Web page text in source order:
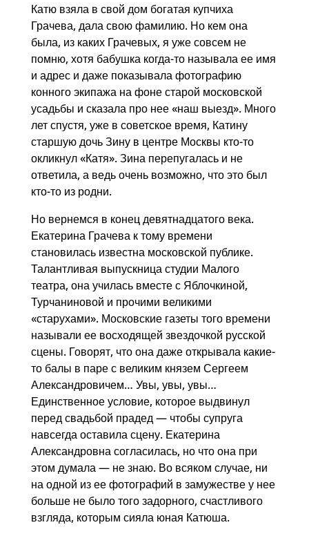
Катю взяла в свой дом богатая купчиха
Грачева, дала свою фамилию. Но кем она
была, из каких Грачевых, я уже совсем не
помню, хотя бабушка когда-то называла ее имя
и адрес и даже показывала фотографию
конного экипажа на фоне старой московской
усадьбы и сказала про нее «наш выезд». Много
лет спустя, уже в советское время, Катину
старшую дочь Зину в центре Москвы кто-то
окликнул «Катя». Зина перепугалась и не
ответила, а ведь очень возможно, что это был
кто-то из родни.
Но вернемся в конец девятнадцатого века.
Екатерина Грачева к тому времени
становилась известна московской публике.
Талантливая выпускница студии Малого
театра, она училась вместе с Яблочкиной,
Турчаниновой и прочими великими
«старухами». Московские газеты того времени
называли ее восходящей звездочкой русской
сцены. Говорят, что она даже открывала какие-
то балы в паре с великим князем Сергеем
Александровичем… Увы, увы, увы…
Единственное условие, которое выдвинул
перед свадьбой прадед — чтобы супруга
навсегда оставила сцену. Екатерина
Александровна согласилась, но что она при
этом думала — не знаю. Во всяком случае, ни
на одной из ее фотографий в замужестве у нее
больше не было того задорного, счастливого
взгляда, которым сияла юная Катюша.